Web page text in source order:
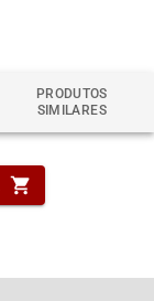
PRODUTOS
SIMILARES